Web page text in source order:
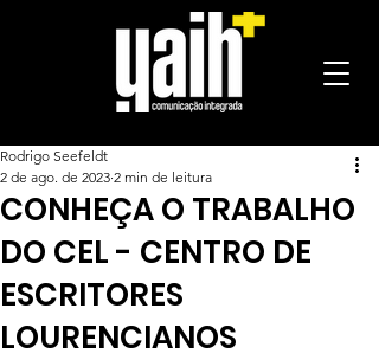
CONHEÇA O TRABALHO
DO CEL - CENTRO DE
ESCRITORES
LOURENCIANOS
Rodrigo Seefeldt
2 de ago. de 2023 2 min de leitura